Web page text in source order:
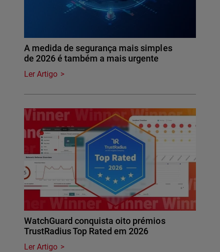
A medida de segurança mais simples
de 2026 é também a mais urgente
Ler Artigo
WatchGuard conquista oito prémios
TrustRadius Top Rated em 2026
Ler Artigo